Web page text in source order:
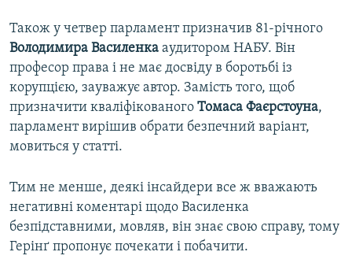
Також у четвер парламент призначив 81-річного
Володимира Василенка аудитором НАБУ. Він
професор права і не має досвіду в боротьбі із
корупцією, зауважує автор. Замість того, щоб
призначити кваліфікованого Томаса Фаєрстоуна,
парламент вирішив обрати безпечний варіант,
мовиться у статті.
Тим не менше, деякі інсайдери все ж вважають
негативні коментарі щодо Василенка
безпідставними, мовляв, він знає свою справу, тому
Герінґ пропонує почекати і побачити.